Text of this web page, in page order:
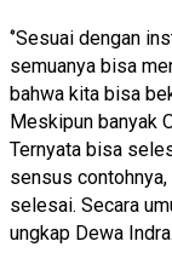
‘’Sesuai dengan
semuanya bisa
bahwa kita bisa
Meskipun banyak
Ternyata bisa
sensus
selesai. Secara
ungkap Dewa Indra.